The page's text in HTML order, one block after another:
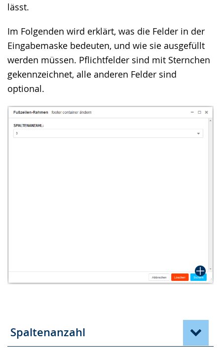
lässt.
Im Folgenden wird erklärt, was die Felder in der
Eingabemaske bedeuten, und wie sie ausgefüllt
werden müssen. Pflichtfelder sind mit Sternchen
gekennzeichnet, alle anderen Felder sind
optional.
Spaltenanzahl